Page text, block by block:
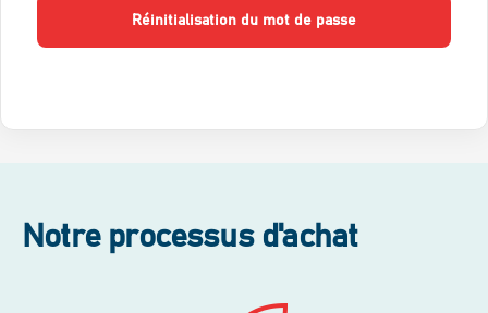
Réinitialisation du mot de passe
Notre processus d'achat